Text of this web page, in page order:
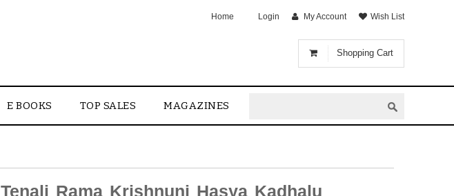
Shopping Cart
Home Login My Account Wish List
E BOOKS TOP SALES MAGAZINES
Tenali Rama Krishnuni Hasya Kadhalu